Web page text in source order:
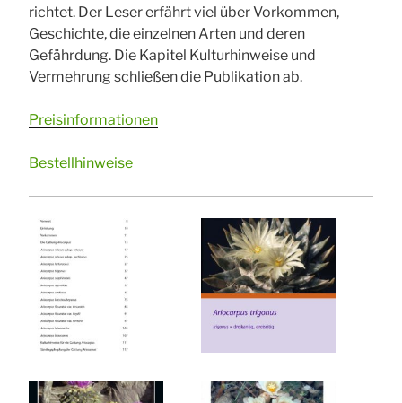
richtet. Der Leser erfährt viel über Vorkommen,
Geschichte, die einzelnen Arten und deren
Gefährdung. Die Kapitel Kulturhinweise und
Vermehrung schließen die Publikation ab.
Preisinformationen
Bestellhinweise